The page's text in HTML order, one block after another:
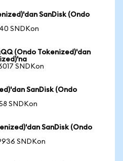
SanDisk (Ondo
SNDKon
(Ondo Tokenized)'dan
SNDKon
SanDisk (Ondo
SNDKon
SanDisk (Ondo
SNDKon